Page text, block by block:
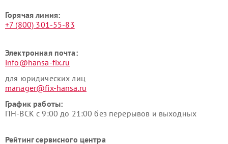
Горячая линия:
+7 (800) 301-55-83
Электронная почта:
info@hansa-fix.ru
для юридических лиц
manager@fix-hansa.ru
График работы:
ПН-ВСК с 9:00 до 21:00 без перерывов и выходных
Рейтинг сервисного центра